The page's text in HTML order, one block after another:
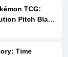
TCG:
Pitch Black
Box (36
Time